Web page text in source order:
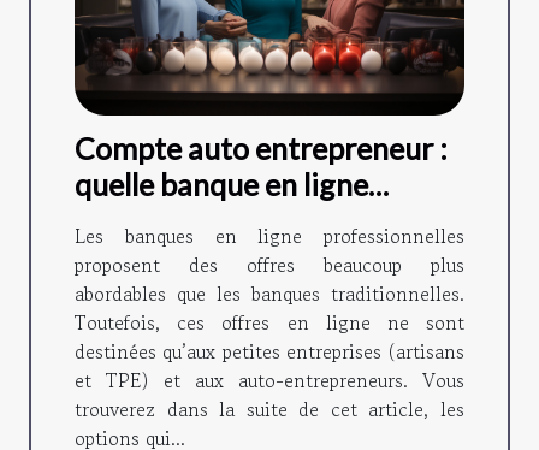
Compte auto entrepreneur :
quelle banque en ligne
choisir ?
Les banques en ligne professionnelles
proposent des offres beaucoup plus
abordables que les banques traditionnelles.
Toutefois, ces offres en ligne ne sont
destinées qu’aux petites entreprises (artisans
et TPE) et aux auto-entrepreneurs. Vous
trouverez dans la suite de cet article, les
options qui...